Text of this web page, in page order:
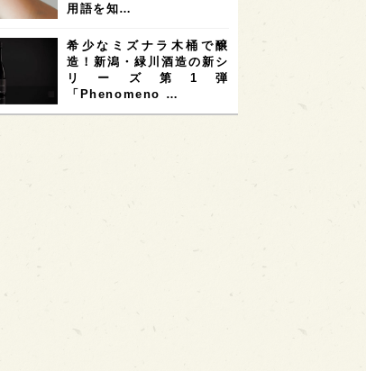
用語を知…
希少なミズナラ木桶で醸
造！新潟・緑川酒造の新シ
リーズ第1弾
「Phenomeno …